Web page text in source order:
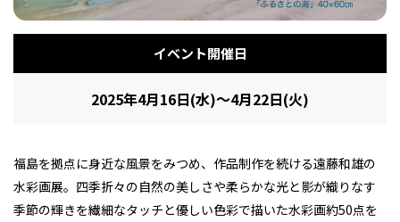
非日常 イベントレポート
イベント開催日
2025年4月16日(水)～4月22日(火)
福島を拠点に身近な風景をみつめ、作品制作を続ける遠藤和雄の
水彩画展。四季折々の自然の美しさや柔らかな光と影が織りなす
季節の輝きを繊細なタッチと優しい色彩で描いた水彩画約50点を